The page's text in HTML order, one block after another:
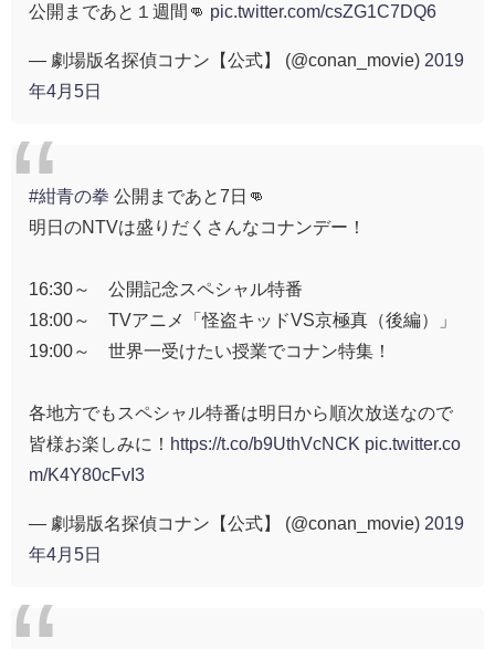
公開まであと１週間👊 pic.twitter.com/csZG1C7DQ6
— 劇場版名探偵コナン【公式】 (@conan_movie) 2019
年4月5日
#紺青の拳 公開まであと7日👊
明日のNTVは盛りだくさんなコナンデー！
16:30～ 公開記念スペシャル特番
18:00～ TVアニメ「怪盗キッドVS京極真（後編）」
19:00～ 世界一受けたい授業でコナン特集！
各地方でもスペシャル特番は明日から順次放送なので
皆様お楽しみに！ https://t.co/b9UthVcNCK pic.twitter.co
m/K4Y80cFvI3
— 劇場版名探偵コナン【公式】 (@conan_movie) 2019
年4月5日